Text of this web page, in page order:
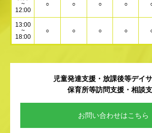
~
12:00
○ ○ ○ ○
13:00
~
18:00
○ ○ ○ ○
児童発達支援・放課後等デイ
保育所等訪問支援・相談
お問い合わせはこちら